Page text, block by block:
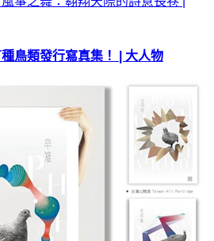
鳥類發行寫真集！ | 大人物